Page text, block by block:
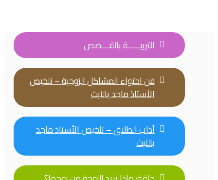
التربيـــــة بالقـــصص
فن احتواء المشاكل الزوجية – تلخيص
الأستاذ ماجد بالليث
آداب الطلاق – تلخيص الأستاذ ماجد
بالليث